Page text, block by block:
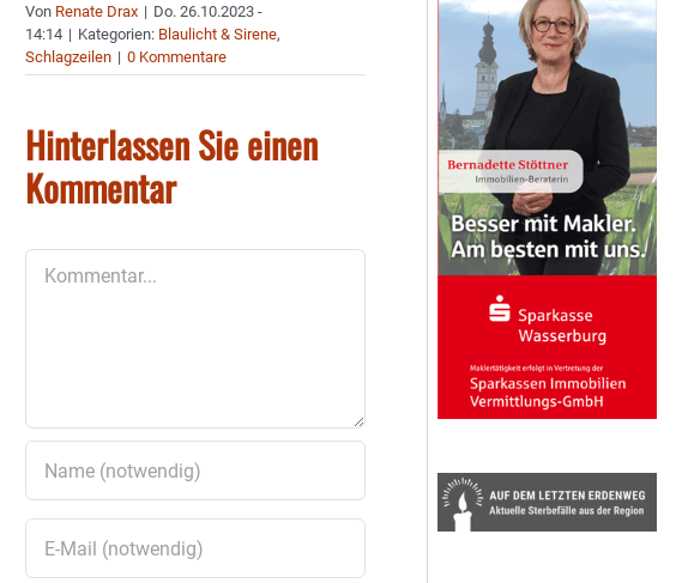
Von Renate Drax | Do. 26.10.2023 -
14:14 | Kategorien: Blaulicht & Sirene,
Schlagzeilen | 0 Kommentare
Hinterlassen Sie einen
Kommentar